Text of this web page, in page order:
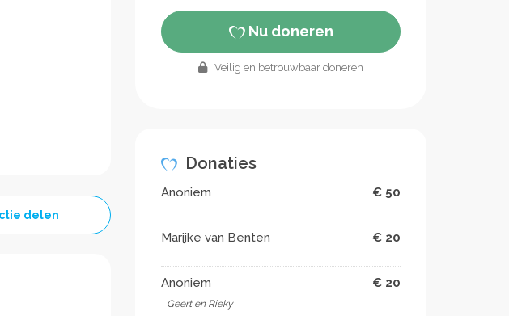
delen
Nu doneren
Veilig en betrouwbaar doneren
Donaties
Anoniem € 50
Marijke van Benten € 20
Anoniem € 20
Geert en Rieky